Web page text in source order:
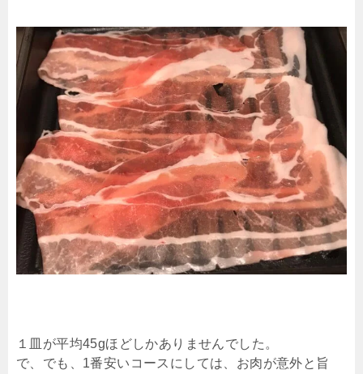
１皿が平均45gほどしかありませんでした。
で、でも、1番安いコースにしては、お肉が意外と旨